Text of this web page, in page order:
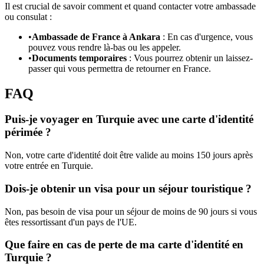
Il est crucial de savoir comment et quand contacter votre ambassade
ou consulat :
•Ambassade de France à Ankara : En cas d'urgence, vous
pouvez vous rendre là-bas ou les appeler.
•Documents temporaires : Vous pourrez obtenir un laissez-
passer qui vous permettra de retourner en France.
FAQ
Puis-je voyager en Turquie avec une carte d'identité
périmée ?
Non, votre carte d'identité doit être valide au moins 150 jours après
votre entrée en Turquie.
Dois-je obtenir un visa pour un séjour touristique ?
Non, pas besoin de visa pour un séjour de moins de 90 jours si vous
êtes ressortissant d'un pays de l'UE.
Que faire en cas de perte de ma carte d'identité en
Turquie ?